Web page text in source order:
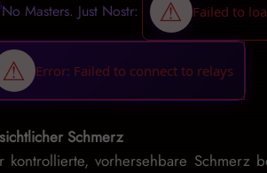
No Masters. Just Nostr:
Schmerz
kontrollierte, vorhersehbare Schmerz